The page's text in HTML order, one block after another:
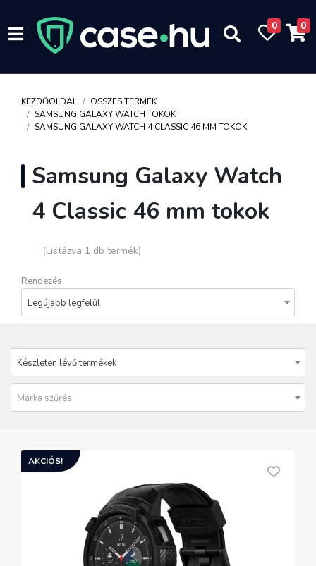
0 0
KEZDŐOLDAL
ÖSSZES TERMÉK
SAMSUNG GALAXY WATCH TOKOK
SAMSUNG GALAXY WATCH 4 CLASSIC 46 MM TOKOK
Samsung Galaxy Watch
4 Classic 46 mm tokok
(Listázva 1 db termék)
Rendezés
Legújabb legfelül
Készleten lévő termékek
Márka szűrés
AKCIÓS!